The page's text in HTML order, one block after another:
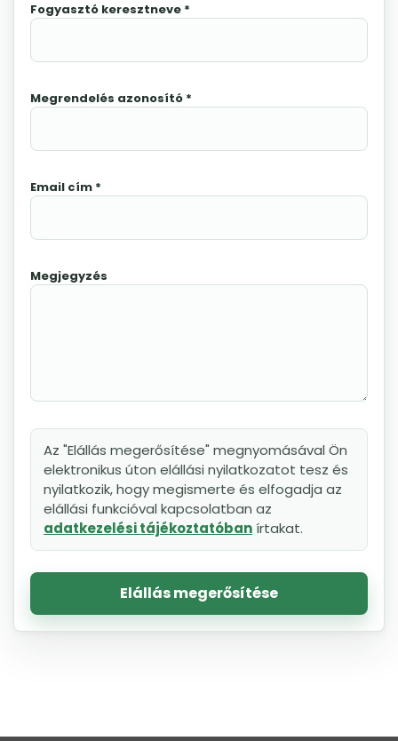
Fogyasztó keresztneve *
Megrendelés azonosító *
Email cím *
Megjegyzés
Az "Elállás megerősítése" megnyomásával Ön
elektronikus úton elállási nyilatkozatot tesz és
nyilatkozik, hogy megismerte és elfogadja az
elállási funkcióval kapcsolatban az
adatkezelési tájékoztatóbanírtakat.
Elállás megerősítése